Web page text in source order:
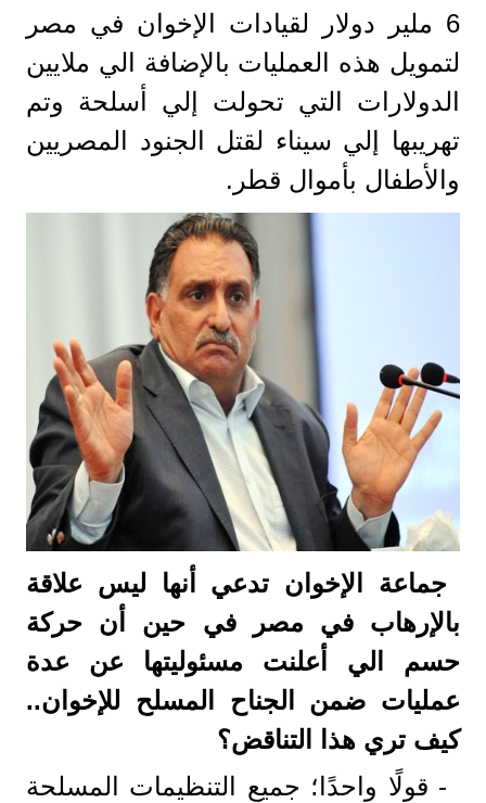
6 ملير دولار لقيادات الإخوان في مصر
لتمويل هذه العمليات بالإضافة الي ملايين
الدولارات التي تحولت إلي أسلحة وتم
تهريبها إلي سيناء لقتل الجنود المصريين
والأطفال بأموال قطر.
جماعة الإخوان تدعي أنها ليس علاقة
بالإرهاب في مصر في حين أن حركة
حسم الي أعلنت مسئوليتها عن عدة
عمليات ضمن الجناح المسلح للإخوان..
كيف تري هذا التناقض؟
- قولًا واحدًا؛ جميع التنظيمات المسلحة